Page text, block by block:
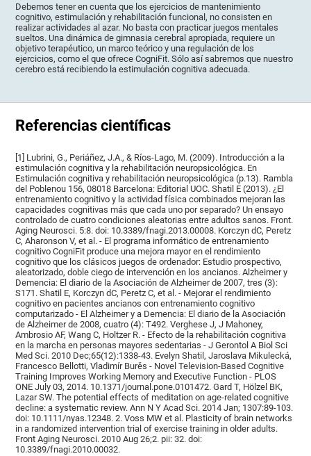
Debemos tener en cuenta que los ejercicios de mantenimiento
cognitivo, estimulación y rehabilitación funcional, no consisten en
realizar actividades al azar. No basta con practicar juegos mentales
sueltos. Una dinámica de gimnasia cerebral apropiada, requiere un
objetivo terapéutico, un marco teórico y una regulación de los
ejercicios, como el que ofrece CogniFit. Sólo así sabremos que nuestro
cerebro está recibiendo la estimulación cognitiva adecuada.
Referencias científicas
[1] Lubrini, G., Periáñez, J.A., & Ríos-Lago, M. (2009). Introducción a la
estimulación cognitiva y la rehabilitación neuropsicológica. En
Estimulación cognitiva y rehabilitación neuropsicológica (p.13). Rambla
del Poblenou 156, 08018 Barcelona: Editorial UOC. Shatil E (2013). ¿El
entrenamiento cognitivo y la actividad física combinados mejoran las
capacidades cognitivas más que cada uno por separado? Un ensayo
controlado de cuatro condiciones aleatorias entre adultos sanos. Front.
Aging Neurosci. 5:8. doi: 10.3389/fnagi.2013.00008. Korczyn dC, Peretz
C, Aharonson V, et al. - El programa informático de entrenamiento
cognitivo CogniFit produce una mejora mayor en el rendimiento
cognitivo que los clásicos juegos de ordenador: Estudio prospectivo,
aleatorizado, doble ciego de intervención en los ancianos. Alzheimer y
Demencia: El diario de la Asociación de Alzheimer de 2007, tres (3):
S171. Shatil E, Korczyn dC, Peretz C, et al. - Mejorar el rendimiento
cognitivo en pacientes ancianos con entrenamiento cognitivo
computarizado - El Alzheimer y a Demencia: El diario de la Asociación
de Alzheimer de 2008, cuatro (4): T492. Verghese J, J Mahoney,
Ambrosio AF, Wang C, Holtzer R. - Efecto de la rehabilitación cognitiva
en la marcha en personas mayores sedentarias - J Gerontol A Biol Sci
Med Sci. 2010 Dec;65(12):1338-43. Evelyn Shatil, Jaroslava Mikulecká,
Francesco Bellotti, Vladimír Burěs - Novel Television-Based Cognitive
Training Improves Working Memory and Executive Function - PLOS
ONE July 03, 2014. 10.1371/journal.pone.0101472. Gard T, Hölzel BK,
Lazar SW. The potential effects of meditation on age-related cognitive
decline: a systematic review. Ann N Y Acad Sci. 2014 Jan; 1307:89-103.
doi: 10.1111/nyas.12348. 2. Voss MW et al. Plasticity of brain networks
in a randomized intervention trial of exercise training in older adults.
Front Aging Neurosci. 2010 Aug 26;2. pii: 32. doi:
10.3389/fnagi.2010.00032.